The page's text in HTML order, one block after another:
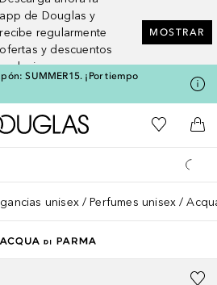
app de Douglas y
recibe regularmente
ofertas y descuentos
exclusivos
MOSTRAR
SUMMER15. ¡Por tiempo
A Douglas HomeMi lista de
A
unisex Perfumes unisex